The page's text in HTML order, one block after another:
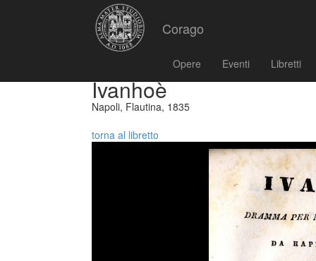
Corago
Opere Eventi Libretti
Ivanhoè
Napoli, Flautina, 1835
torna al libretto